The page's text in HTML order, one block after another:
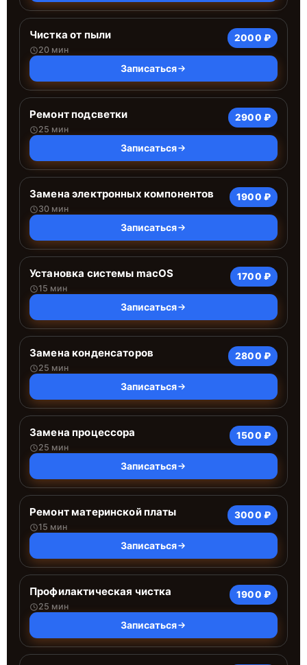
Чистка от пыли
20 мин
2000 ₽
Записаться
Ремонт подсветки
25 мин
2900 ₽
Записаться
Замена электронных компонентов
30 мин
1900 ₽
Записаться
Установка системы macOS
15 мин
1700 ₽
Записаться
Замена конденсаторов
25 мин
2800 ₽
Записаться
Замена процессора
25 мин
1500 ₽
Записаться
Ремонт материнской платы
15 мин
3000 ₽
Записаться
Профилактическая чистка
25 мин
1900 ₽
Записаться